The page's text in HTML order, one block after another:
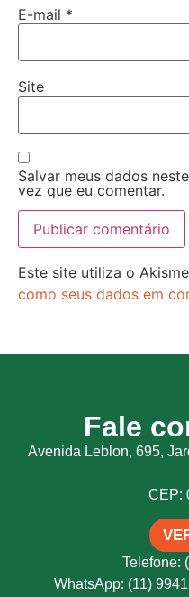
E-mail *
Site
Salvar meus dados
vez que eu comentar.
Este site utiliza o
como seus dados em
Fale
Avenida Leblon, 695,
CEP:
Telefone:
WhatsApp: (11)